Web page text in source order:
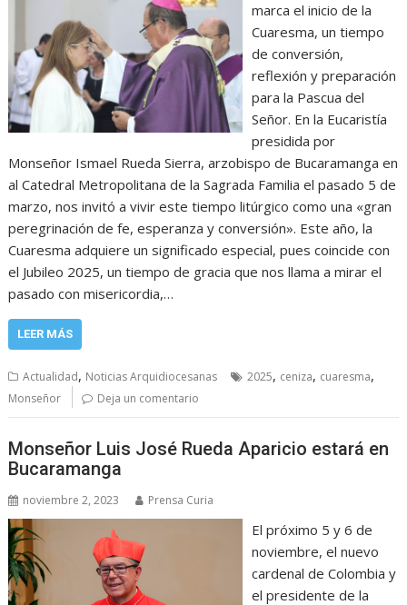
marca el inicio de la
Cuaresma, un tiempo
de conversión,
reflexión y preparación
para la Pascua del
Señor. En la Eucaristía
presidida por
Monseñor Ismael Rueda Sierra, arzobispo de Bucaramanga en
al Catedral Metropolitana de la Sagrada Familia el pasado 5 de
marzo, nos invitó a vivir este tiempo litúrgico como una «gran
peregrinación de fe, esperanza y conversión». Este año, la
Cuaresma adquiere un significado especial, pues coincide con
el Jubileo 2025, un tiempo de gracia que nos llama a mirar el
pasado con misericordia,…
LEER MÁS
Actualidad, Noticias Arquidiocesanas 2025, ceniza, cuaresma,
Monseñor Deja un comentario
Monseñor Luis José Rueda Aparicio estará en
Bucaramanga
noviembre 2, 2023 Prensa Curia
El próximo 5 y 6 de
noviembre, el nuevo
cardenal de Colombia y
el presidente de la